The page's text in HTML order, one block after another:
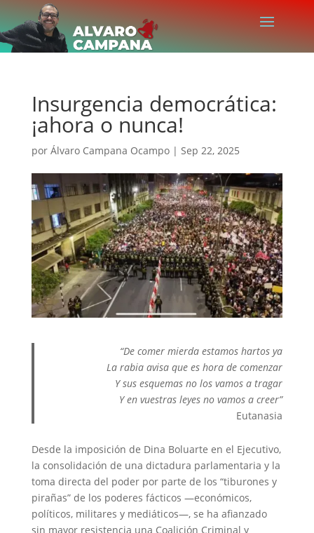
Insurgencia democrática:
¡ahora o nunca!
por Álvaro Campana Ocampo| Sep 22, 2025
“De comer mierda estamos hartos ya
La rabia avisa que es hora de comenzar
Y sus esquemas no los vamos a tragar
Y en vuestras leyes no vamos a creer”
Eutanasia
Desde la imposición de Dina Boluarte en el Ejecutivo,
la consolidación de una dictadura parlamentaria y la
toma directa del poder por parte de los “tiburones y
pirañas” de los poderes fácticos —económicos,
políticos, militares y mediáticos—, se ha afianzado
sin mayor resistencia una Coalición Criminal y